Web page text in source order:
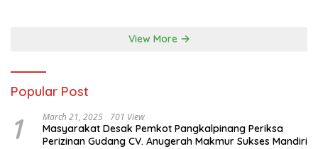
View More
Popular Post
1 March 21, 2025 701 View
Masyarakat Desak Pemkot Pangkalpinang Periksa
Perizinan Gudang CV. Anugerah Makmur Sukses Mandiri